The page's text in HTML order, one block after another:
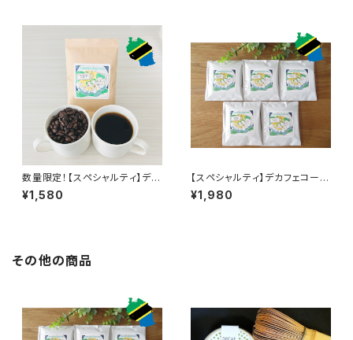
数量限定！【スペシャルティ】デカ
フェコーヒー焙煎豆50g（タンザ
ニア・アカシアヒルズ)超臨界CO
¥1,580
【スペシャルティ】デカフェコーヒ
ードリップバッグ×5個セット（タ
ンザニア・アカシアヒルズ)超臨
¥1,980
その他の商品